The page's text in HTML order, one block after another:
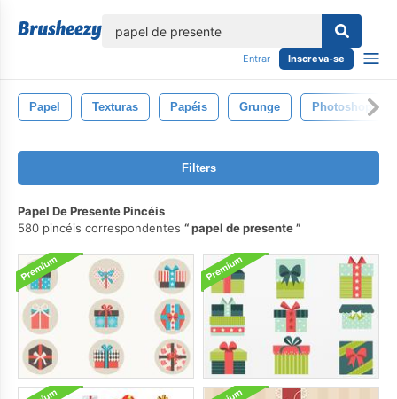
Entrar Inscreva-se
Papel Texturas Papéis Grunge Photoshop
Filters
Papel De Presente Pincéis
580 pincéis correspondentes
papel de presente